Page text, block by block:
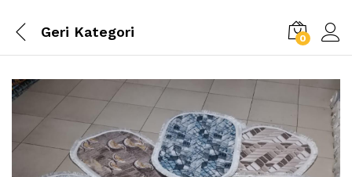
Geri Kategori 0